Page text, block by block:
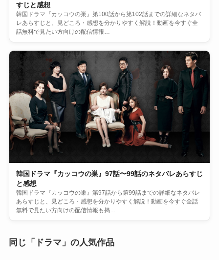
すじと感想
韓国ドラマ『カッコウの巣』第100話から第102話までの詳細なネタバ
レあらすじと、見どころ・感想を分かりやすく解説！動画を今すぐ全
話無料で見たい方向けの配信情報…
韓国ドラマ『カッコウの巣』97話〜99話のネタバレあらすじ
と感想
韓国ドラマ『カッコウの巣』第97話から第99話までの詳細なネタバレ
あらすじと、見どころ・感想を分かりやすく解説！動画を今すぐ全話
無料で見たい方向けの配信情報も掲…
同じ「ドラマ」の人気作品